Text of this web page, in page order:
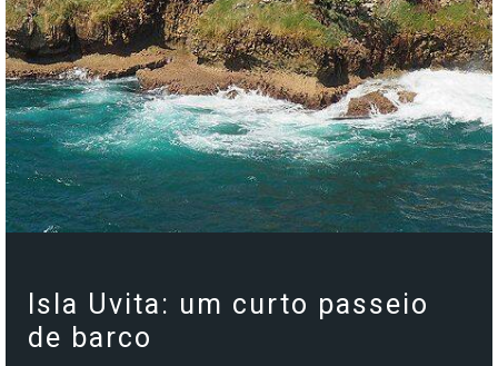
Isla Uvita: um curto passeio
de barco